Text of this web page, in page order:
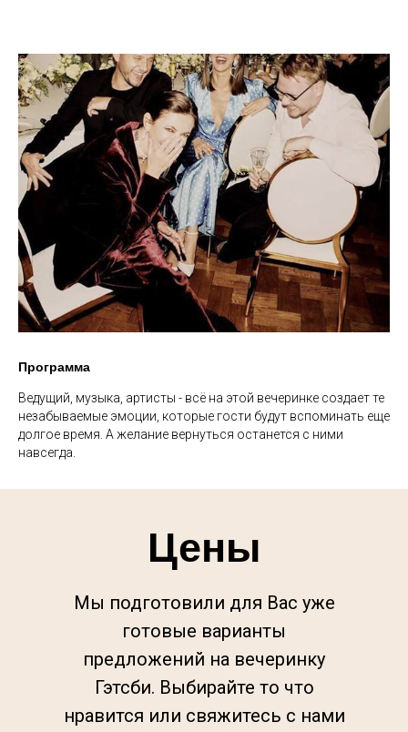
Программа
Ведущий, музыка, артисты - всё на этой вечеринке создает те
незабываемые эмоции, которые гости будут вспоминать еще
долгое время. А желание вернуться останется с ними
навсегда.
Цены
Мы подготовили для Вас уже
готовые варианты
предложений на вечеринку
Гэтсби. Выбирайте то что
нравится или свяжитесь с нами